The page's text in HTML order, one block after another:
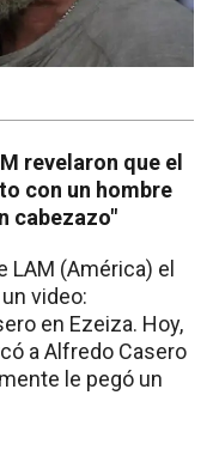
revelaron que el
con un hombre
cabezazo"
LAM (América) el
video:
en Ezeiza. Hoy,
a Alfredo Casero
le pegó un